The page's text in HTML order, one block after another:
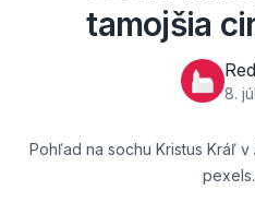
tamojšia
8.
Pohľad na sochu Kristus Kráľ